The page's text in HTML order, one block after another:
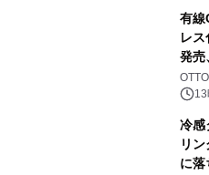
有
レ
発売
13
冷感
リ
に落